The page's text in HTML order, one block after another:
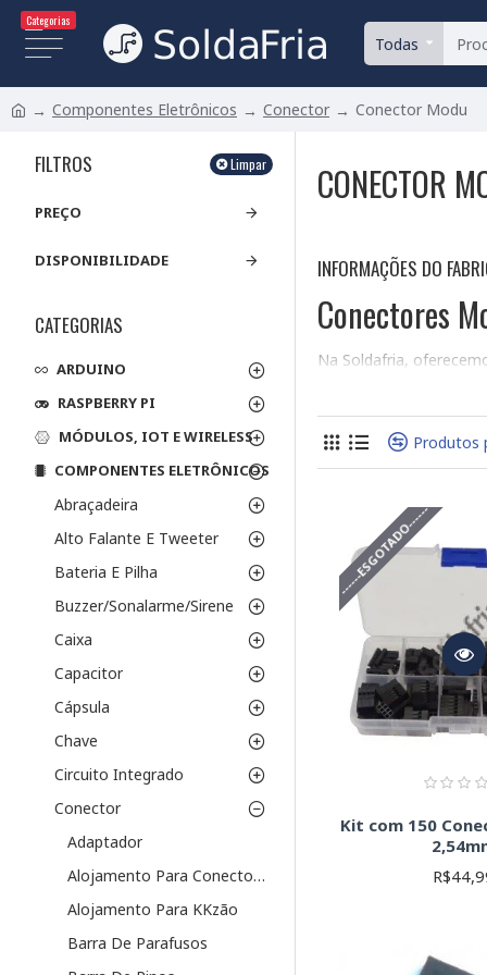
Categorias
Todas
Componentes Eletrônicos Conector Conector Modu
FILTROS Limpar
PREÇO
DISPONIBILIDADE
CATEGORIAS
ARDUINO
RASPBERRY PI
MÓDULOS, IOT E WIRELESS
COMPONENTES ELETRÔNICOS
Abraçadeira
Alto Falante E Tweeter
Bateria E Pilha
Buzzer/Sonalarme/Sirene
Caixa
Capacitor
Cápsula
Chave
Circuito Integrado
Conector
Adaptador
Alojamento Para Conector KK 5051
Alojamento Para KKzão
Barra De Parafusos
CONECTOR
INFORMAÇÕES DO
Conectores
Na Soldafria,
Tipos de
SMD (Surface
densidade de
PTH (Through-
Mais robustos e
Parâmetros
Número de
Passo (Pitch):
Tipo de
aplicável.
Corrente e
resistência (R)
Método de
Tipo de
conectados.
Explore nossa vasta
Produtos
------ESGOTADO------
Kit com 150